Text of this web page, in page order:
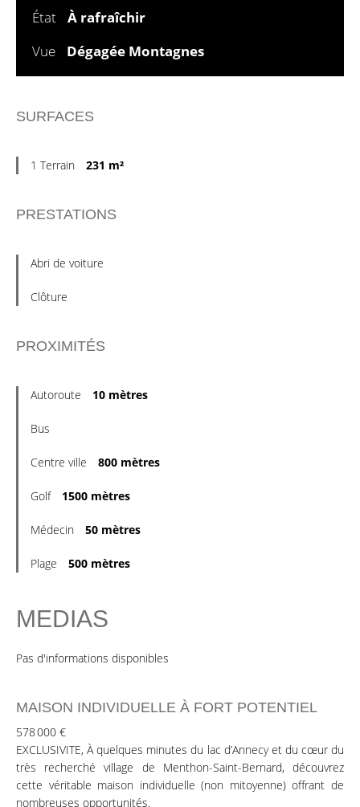
État
À rafraîchir
Vue
Dégagée Montagnes
SURFACES
1 Terrain 231 m²
PRESTATIONS
Abri de voiture
Clôture
PROXIMITÉS
Autoroute 10 mètres
Bus
Centre ville 800 mètres
Golf 1500 mètres
Médecin 50 mètres
Plage 500 mètres
MEDIAS
Pas d'informations disponibles
MAISON INDIVIDUELLE À FORT POTENTIEL
578 000 €
EXCLUSIVITE, À quelques minutes du lac d’Annecy et du cœur du
très recherché village de Menthon-Saint-Bernard, découvrez
cette véritable maison individuelle (non mitoyenne) offrant de
nombreuses opportunités.